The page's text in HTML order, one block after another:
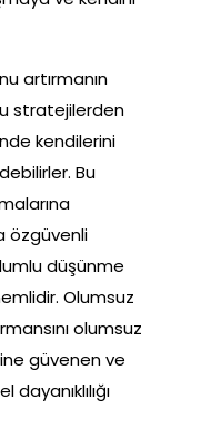
artırmanın
stratejilerden
kendilerini
Bu
özgüvenli
düşünme
Olumsuz
olumsuz
güvenen ve